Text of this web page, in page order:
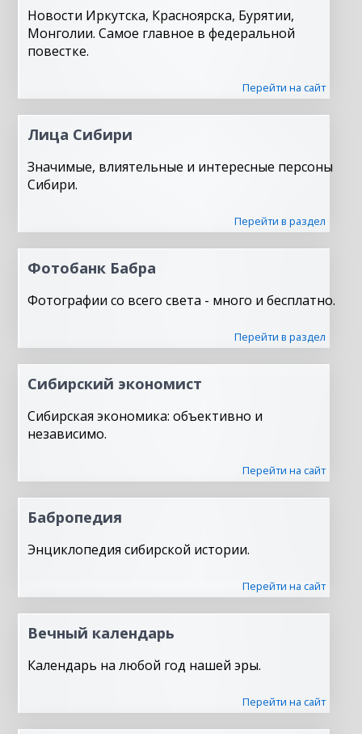
Новости Иркутска, Красноярска, Бурятии,
Монголии. Самое главное в федеральной
повестке.
Перейти на сайт
Лица Сибири
Значимые, влиятельные и интересные персоны
Сибири.
Перейти в раздел
Фотобанк Бабра
Фотографии со всего света - много и бесплатно.
Перейти в раздел
Сибирский экономист
Сибирская экономика: объективно и
независимо.
Перейти на сайт
Бабропедия
Энциклопедия сибирской истории.
Перейти на сайт
Вечный календарь
Календарь на любой год нашей эры.
Перейти на сайт